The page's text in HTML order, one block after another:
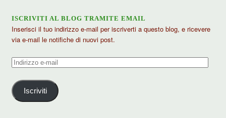
ISCRIVITI AL BLOG TRAMITE EMAIL
Inserisci il tuo indirizzo e-mail per iscriverti a questo blog, e ricevere
via e-mail le notifiche di nuovi post.
Indirizzo
mail
Iscriviti